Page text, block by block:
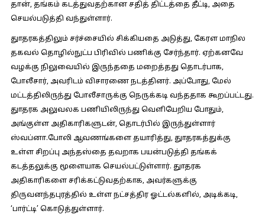
தான், தங்கம் கடத்துவதற்கான சதித் திட்டத்தை தீட்டி, அதை
செயல்படுத்தி வந்துள்ளார்.
துாதரகத்திலும் சர்ச்சையில் சிக்கியதை அடுத்து, கேரள மாநில
தகவல் தொழில்நுட்ப பிரிவில் பணிக்கு சேர்ந்தார். ஏற்கனவே
வழக்கு நிலுவையில் இருந்ததை மறைத்தது தொடர்பாக,
போலீசார், அவரிடம் விசாரணை நடத்தினர். அப்போது, மேல்
மட்டத்திலிருந்து போலீசாருக்கு நெருக்கடி வந்ததாக கூறப்பட்டது.
துாதரக அலுவலக பணியிலிருந்து வெளியேறிய போதும்,
அங்குள்ள அதிகாரிகளுடன், தொடர்பில் இருந்துள்ளார்
ஸ்வப்னா.போலி ஆவணங்களை தயாரித்து, துாதரகத்துக்கு
உள்ள சிறப்பு அந்தஸ்தை தவறாக பயன்படுத்தி தங்கக்
கடத்தலுக்கு மூளையாக செயல்பட்டுள்ளார். துாதரக
அதிகாரிகளை சரிக்கட்டுவதற்காக, அவர்களுக்கு
திருவனந்தபுரத்தில் உள்ள நட்சத்திர ஓட்டல்களில், அடிக்கடி,
‘பார்ட்டி’ கொடுத்துள்ளார்.